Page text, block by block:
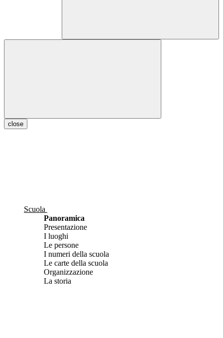
close
Scuola
Panoramica
Presentazione
I luoghi
Le persone
I numeri della scuola
Le carte della scuola
Organizzazione
La storia